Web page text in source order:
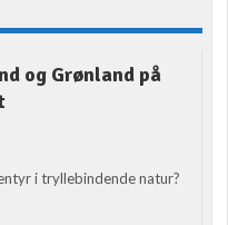
og Grønland på
i tryllebindende natur?